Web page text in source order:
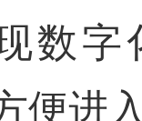
数字
便进